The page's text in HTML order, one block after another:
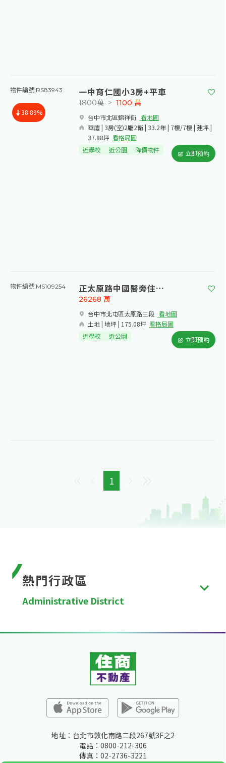
物件編號 RS83943
38.89%
一中育仁國小3房+平車
台中市北區錦祥街​ 看地圖
華廈 | 3房(室)2廳2衛 | 33.2年 | 7樓/7樓 | 建坪 |
37.88坪 看格局圖
1800萬 > 1100 萬
近學校 近公園 降價物件 立即預約
物件編號 MS109254 正太原路中國醫旁住三建地
台中市北屯區太原路三段​ 看地圖
土地 | 地坪 | 175.08坪 看格局圖
26268 萬
近學校 近公園 立即預約
1
熱門行政區
Administrative District
市、新竹縣、苗栗縣、彰化縣、南投縣、雲林縣、嘉
基隆市、新竹市
地址：台北市敦化南路二段267號3F之2
電話：0800-212-306
傳真：02-2736-3221